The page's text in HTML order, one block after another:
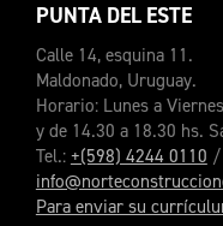
PUNTA DEL ESTE
Calle 14, esquina 11.
Maldonado, Uruguay.
Horario: Lunes a
y de 14.30 a 18.30 hs.
Tel.: +(598) 4244 0110 /
Para enviar su